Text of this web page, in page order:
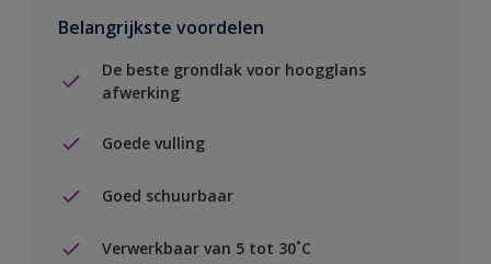
Belangrijkste voordelen
De beste grondlak voor hoogglans
afwerking
Goede vulling
Goed schuurbaar
Verwerkbaar van 5 tot 30˚C